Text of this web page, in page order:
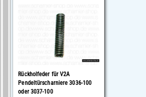
Rückholfeder für V2A
Pendeltürscharniere 3036-100
oder 3037-100